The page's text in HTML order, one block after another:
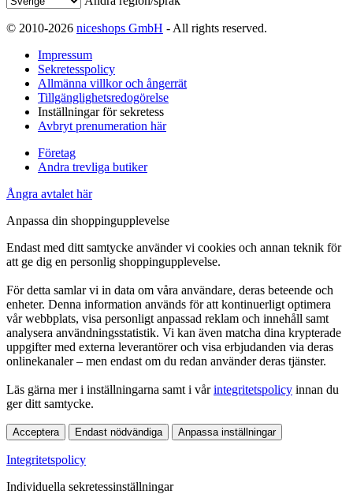
© 2010-2026 niceshops GmbH - All rights reserved.
Impressum
Sekretesspolicy
Allmänna villkor och ångerrät
Tillgänglighetsredogörelse
Inställningar för sekretess
Avbryt prenumeration här
Företag
Andra trevliga butiker
Ångra avtalet här
Anpassa din shoppingupplevelse
Endast med ditt samtycke använder vi cookies och annan teknik för
att ge dig en personlig shoppingupplevelse.
För detta samlar vi in data om våra användare, deras beteende och
enheter. Denna information används för att kontinuerligt optimera
vår webbplats, visa personligt anpassad reklam och innehåll samt
analysera användningsstatistik. Vi kan även matcha dina krypterade
uppgifter med externa leverantörer och visa erbjudanden via deras
onlinekanaler – men endast om du redan använder deras tjänster.
Läs gärna mer i inställningarna samt i vårintegritetspolicy innan du
ger ditt samtycke.
Acceptera Endast nödvändiga Anpassa inställningar
Integritetspolicy
Individuella sekretessinställningar